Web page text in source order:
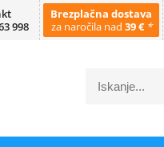
998
Brezplačna dostava
za naročila nad 39 € *